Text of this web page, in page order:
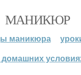
МАНИКЮР
маникюра